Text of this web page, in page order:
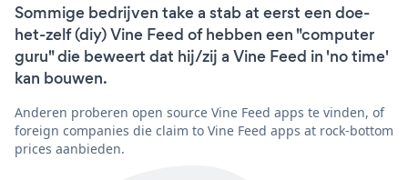
Sommige bedrijven take a stab at eerst een doe-
het-zelf (diy) Vine Feed of hebben een "computer
guru" die beweert dat hij/zij a Vine Feed in 'no time'
kan bouwen.
Anderen proberen open source Vine Feed apps te vinden, of
foreign companies die claim to Vine Feed apps at rock-bottom
prices aanbieden.